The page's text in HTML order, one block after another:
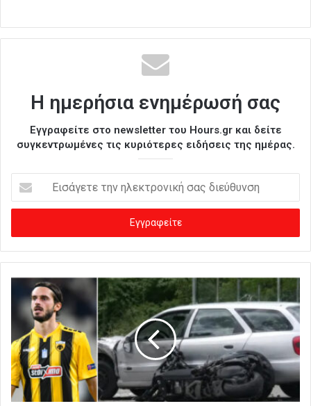
Η ημερήσια ενημέρωσή σας
Εγγραφείτε στο newsletter του Hours.gr και δείτε
συγκεντρωμένες τις κυριότερες ειδήσεις της ημέρας.
σ
γ
ε
η
λ
ε
κ
τ